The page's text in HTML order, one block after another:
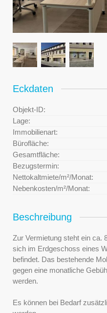
Eckdaten
Objekt-ID:
Lage:
Immobilienart:
Bürofläche:
Gesamtfläche:
Bezugstermin:
Nettokaltmiete/m²/Monat:
Nebenkosten/m²/Monat:
Beschreibung
Zur Vermietung steht ein ca.
sich im Erdgeschoss eines
befindet. Das bestehende
gegen eine monatliche
werden.
Es können bei Bedarf